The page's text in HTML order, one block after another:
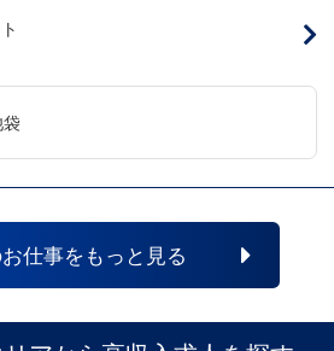
かな…？」そんな不安を抱えながら好
で裏方に飛び込んだ北村さん。実際に
入社初日でそのイメージがガラッと変
、「本当に優しい人ばかり」と感じた
な表情が笑顔に変わっていく瞬間を見
ることが、この仕事の大きなやりがい
語ってくれました。動画では、入社の
たポイント、将来の展望までリアルに
袋
仕事をもっと見る